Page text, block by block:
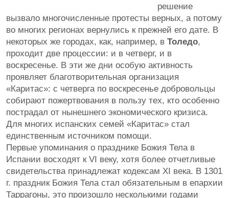
решение
вызвало многочисленные протесты верных, а потому
во многих регионах вернулись к прежней его дате. В
некоторых же городах, как, например, в Толедо,
проходит две процессии: и в четверг, и в
воскресенье. В эти же дни особую активность
проявляет благотворительная организация
«Каритас»: с четверга по воскресенье добровольцы
собирают пожертвования в пользу тех, кто особенно
пострадал от нынешнего экономического кризиса.
Для многих испанских семей «Каритас» стал
единственным источником помощи.
Первые упоминания о празднике Божия Тела в
Испании восходят к VI веку, хотя более отчетливые
свидетельства принадлежат кодексам XI века. В 1301
г. праздник Божия Тела стал обязательным в епархии
Таррагоны, это произошло несколькими годами